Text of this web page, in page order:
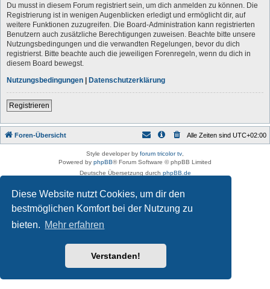
Diese Website nutzt Cookies, um dir den
bestmöglichen Komfort bei der Nutzung zu
bieten. Mehr erfahren
Verstanden!
Du musst in diesem Forum registriert sein, um dich anmelden zu können. Die
Registrierung ist in wenigen Augenblicken erledigt und ermöglicht dir, auf
weitere Funktionen zuzugreifen. Die Board-Administration kann registrierten
Benutzern auch zusätzliche Berechtigungen zuweisen. Beachte bitte unsere
Nutzungsbedingungen und die verwandten Regelungen, bevor du dich
registrierst. Bitte beachte auch die jeweiligen Forenregeln, wenn du dich in
diesem Board bewegst.
Nutzungsbedingungen | Datenschutzerklärung
Registrieren
Foren-Übersicht Alle Zeiten sind UTC+02:00
Style developer by forum tricolor tv
Powered by phpBB® Forum Software © phpBB Limited
Deutsche Übersetzung durch phpBB.de